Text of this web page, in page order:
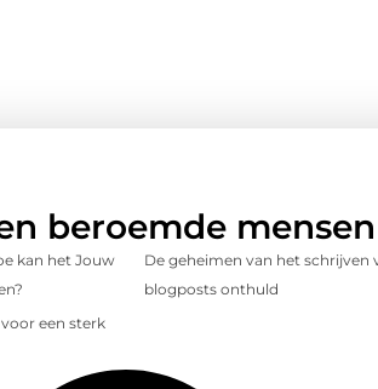
beroemde mensen
kan het Jouw
De geheimen van het schrijven
blogposts onthuld
een sterk